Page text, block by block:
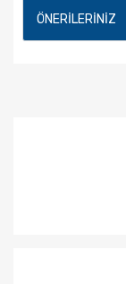
ÖNERILERINIZ